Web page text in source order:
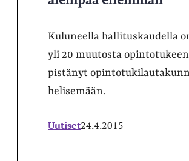
Kuluneella hallituskaudella
yli 20 muutosta
pistänyt
helisemään.
Uutiset24.4.2015